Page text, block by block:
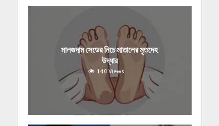
মালগুদাম সেডের নিচে মাতালের মৃতদেহ
উদ্ধার
140 Views